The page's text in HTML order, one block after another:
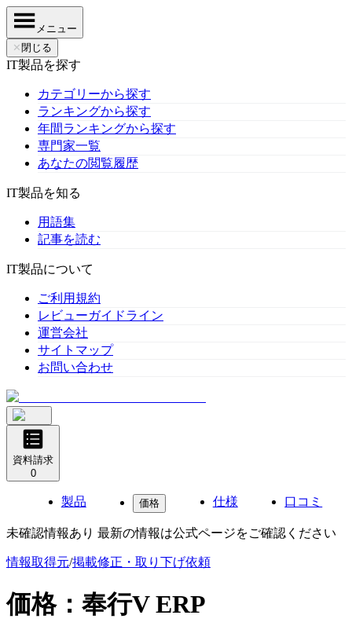
メニュー
✕ 閉じる
IT製品を探す
カテゴリーから探す
ランキングから探す
年間ランキングから探す
専門家一覧
あなたの閲覧履歴
IT製品を知る
用語集
記事を読む
IT製品について
ご利用規約
レビューガイドライン
運営会社
サイトマップ
お問い合わせ
資料請求
0
製品 価格 仕様 口コミ
未確認情報あり 最新の情報は公式ページをご確認ください
情報取得元/掲載修正・取り下げ依頼
価格： 奉行V ERP